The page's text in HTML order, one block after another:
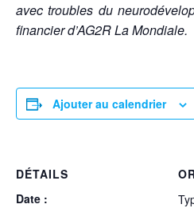
avec troubles du
financier d’AG2R La Mondiale.
Ajouter au calendrier
DÉTAILS
Date :